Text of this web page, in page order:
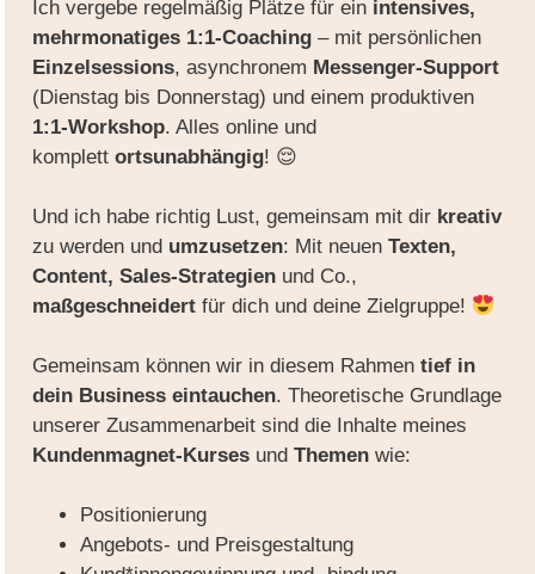
Ich vergebe regelmäßigPlätze für ein intensives,
mehrmonatiges 1:1-Coaching– mit persönlichen
Einzelsessions, asynchronem Messenger-Support
(Dienstag bis Donnerstag) und einem produktiven
1:1-Workshop. Alles online und
komplett ortsunabhängig! 😌
Und ich habe richtig Lust, gemeinsam mit dir kreativ
zu werden und umzusetzen: Mit neuen Texten,
Content, Sales-Strategienund Co.,
maßgeschneidertfür dich und deine Zielgruppe!
Gemeinsam können wir in diesem Rahmen tief in
dein Business eintauchen. Theoretische Grundlage
unserer Zusammenarbeit sind die Inhalte meines
Kundenmagnet-Kurses und Themenwie:
Positionierung
Angebots- und Preisgestaltung